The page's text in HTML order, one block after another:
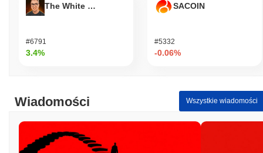
The White Bull
#6791
3.4%
SACOIN
#5332
-0.06%
Wiadomości Wszystkie wiadomości